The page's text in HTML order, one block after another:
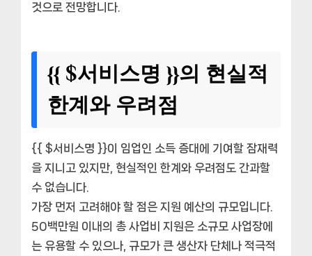
것으로 전망합니다.
{{ $서비스명 }}의 현실적
한계와 우려점
{{ $서비스명 }}이 임업인 소득 증대에 기여할 잠재력
을 지니고 있지만, 현실적인 한계와 우려점도 간과할
수 없습니다.
가장 먼저 고려해야 할 점은 지원 예산의 규모입니다.
50백만원 이내의 총 사업비 지원은 소규모 사업장에
는 유용할 수 있으나, 규모가 큰 생산자 단체나 적극적